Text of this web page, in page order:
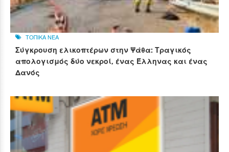
ΤΟΠΙΚΑ ΝΕΑ
Σύγκρουση ελικοπτέρων στην Ψάθα: Τραγικός
απολογισμός δύο νεκροί, ένας Έλληνας και ένας
Δανός